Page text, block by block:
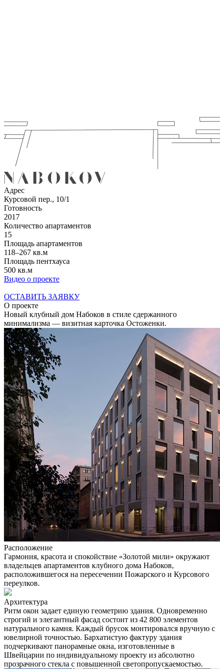
Адрес
Курсовой пер., 10/1
Готовность
2017
Количество апартаментов
15
Площадь апартаментов
118–267 кв.м
Площадь пентхауса
500 кв.м
Видео о проекте
ОСТАВИТЬ ЗАЯВКУ
О проекте
Новый клубный дом Набоков в стиле сдержанного
минимализма — визитная карточка Остоженки.
Расположение
Гармония, красота и спокойствие «Золотой мили» окружают
владельцев апартаментов клубного дома Набоков,
расположившегося на пересечении Пожарского и Курсового
переулков.
Архитектура
Ритм окон задает единую геометрию здания. Одновременно
строгий и элегантный фасад состоит из 42 800 элементов
натурального камня. Каждый брусок монтировался вручную с
ювелирной точностью. Бархатистую фактуру здания
подчеркивают панорамные окна, изготовленные в
Швейцарии по индивидуальному проекту из абсолютно
прозрачного стекла с повышенной светопропускаемостью.